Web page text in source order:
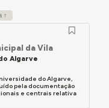
da Vila
Algarve
do Algarve,
pela documentação
e centrais relativa